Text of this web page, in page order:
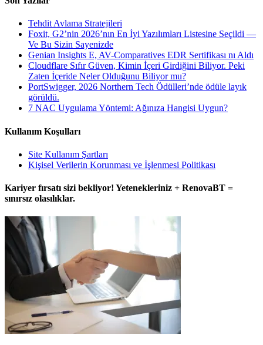
Tehdit Avlama Stratejileri
Foxit, G2’nin 2026’nın En İyi Yazılımları Listesine Seçildi —
Ve Bu Sizin Sayenizde
Genian Insights E, AV-Comparatives EDR Sertifikası nı Aldı
Cloudflare Sıfır Güven, Kimin İçeri Girdiğini Biliyor. Peki
Zaten İçeride Neler Olduğunu Biliyor mu?
PortSwigger, 2026 Northern Tech Ödülleri’nde ödüle layık
görüldü.
7 NAC Uygulama Yöntemi: Ağınıza Hangisi Uygun?
Kullanım Koşulları
Site Kullanım Şartları
Kişisel Verilerin Korunması ve İşlenmesi Politikası
Kariyer fırsatı sizi bekliyor! Yetenekleriniz + RenovaBT =
sınırsız olasılıklar.